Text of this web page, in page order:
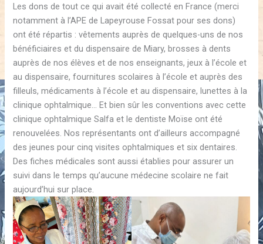
Les dons de tout ce qui avait été collecté en France (merci
notamment à l’APE de Lapeyrouse Fossat pour ses dons)
ont été répartis : vêtements auprès de quelques-uns de nos
bénéficiaires et du dispensaire de Miary, brosses à dents
auprès de nos élèves et de nos enseignants, jeux à l’école et
au dispensaire, fournitures scolaires à l’école et auprès des
filleuls, médicaments à l’école et au dispensaire, lunettes à la
clinique ophtalmique… Et bien sûr les conventions avec cette
clinique ophtalmique Salfa et le dentiste Moïse ont été
renouvelées. Nos représentants ont d’ailleurs accompagné
des jeunes pour cinq visites ophtalmiques et six dentaires.
Des fiches médicales sont aussi établies pour assurer un
suivi dans le temps qu’aucune médecine scolaire ne fait
aujourd’hui sur place.